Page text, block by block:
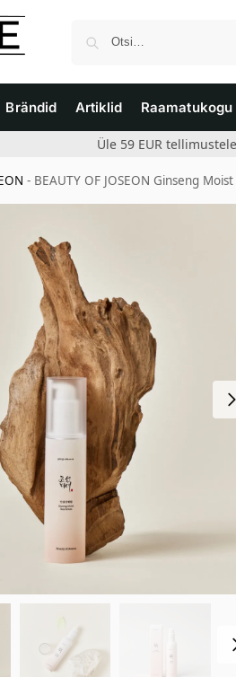
Brändid Artiklid Raamatukogu
Üle 59 EUR
- BEAUTY OF JOSEON Ginseng